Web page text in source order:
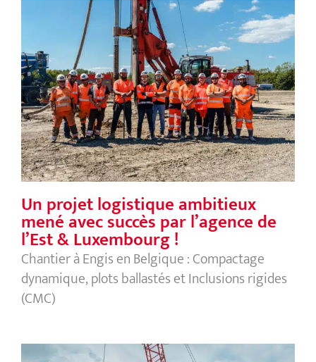
Un projet logistique ambitieux mené
avec succès par l’agence de l’Est &
Luxembourg !
Un projet logistique ambitieux
mené avec succès par l’agence de
l’Est & Luxembourg !
Chantier à Engis en Belgique : Compactage
dynamique, plots ballastés et Inclusions rigides
(CMC)